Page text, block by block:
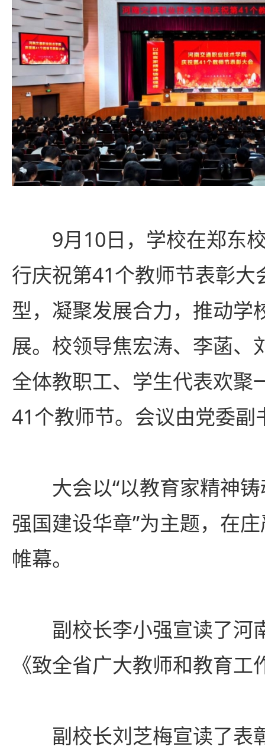
9月10日，学校在郑东
行庆祝第41个教师节表彰大
型，凝聚发展合力，推动学
展。校领导焦宏涛、李菡、
全体教职工、学生代表欢聚
41个教师节。会议由党委副
大会以“以教育家精神
强国建设华章”为主题，在
帷幕。
副校长李小强宣读了河
《致全省广大教师和教育
副校长刘芝梅宣读了表